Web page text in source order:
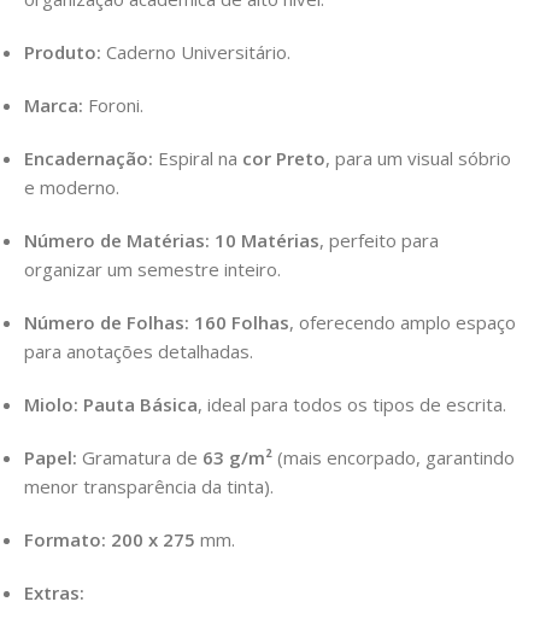
Produto: Caderno Universitário.
Marca: Foroni.
Encadernação: Espiral na cor Preto, para um visual sóbrio
e moderno.
Número de Matérias: 10 Matérias, perfeito para
organizar um semestre inteiro.
Número de Folhas: 160 Folhas, oferecendo amplo espaço
para anotações detalhadas.
Miolo: Pauta Básica, ideal para todos os tipos de escrita.
Papel: Gramatura de 63 g/m² (mais encorpado, garantindo
menor transparência da tinta).
Formato: 200 x 275 mm.
Extras: